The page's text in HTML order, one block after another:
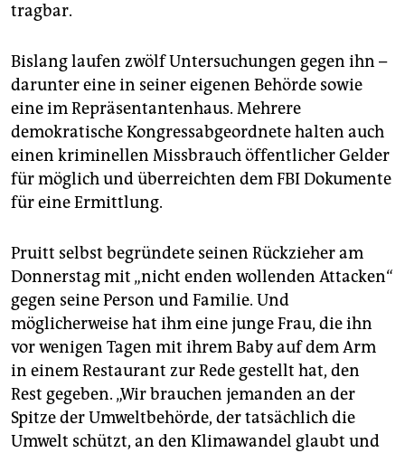
tragbar.
Bislang laufen zwölf Untersuchungen gegen ihn –
darunter eine in seiner eigenen Behörde sowie
eine im Repräsentantenhaus. Mehrere
demokratische Kongressabgeordnete halten auch
einen kriminellen Missbrauch öffentlicher Gelder
für möglich und überreichten dem FBI Dokumente
für eine Ermittlung.
Pruitt selbst begründete seinen Rückzieher am
Donnerstag mit „nicht enden wollenden Attacken“
gegen seine Person und Familie. Und
möglicherweise hat ihm eine junge Frau, die ihn
vor wenigen Tagen mit ihrem Baby auf dem Arm
in einem Restaurant zur Rede gestellt hat, den
Rest gegeben. „Wir brauchen jemanden an der
Spitze der Umweltbehörde, der tatsächlich die
Umwelt schützt, an den Klimawandel glaubt und